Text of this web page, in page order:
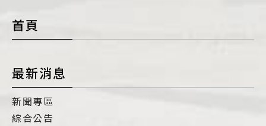
首頁
最新消息
新聞專區
綜合公告